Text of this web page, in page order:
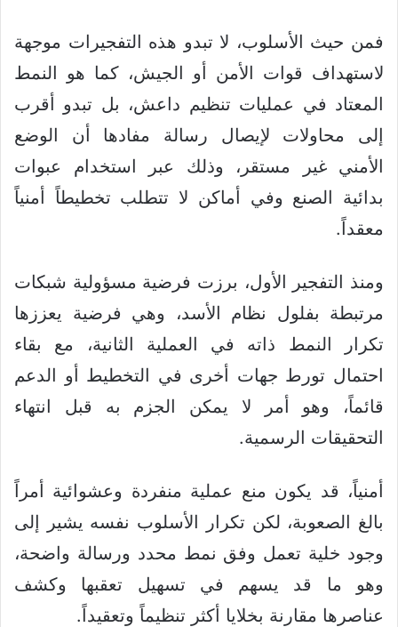
فمن حيث الأسلوب، لا تبدو هذه التفجيرات موجهة
لاستهداف قوات الأمن أو الجيش، كما هو النمط
المعتاد في عمليات تنظيم داعش، بل تبدو أقرب
إلى محاولات لإيصال رسالة مفادها أن الوضع
الأمني غير مستقر، وذلك عبر استخدام عبوات
بدائية الصنع وفي أماكن لا تتطلب تخطيطاً أمنياً
معقداً.
ومنذ التفجير الأول، برزت فرضية مسؤولية شبكات
مرتبطة بفلول نظام الأسد، وهي فرضية يعززها
تكرار النمط ذاته في العملية الثانية، مع بقاء
احتمال تورط جهات أخرى في التخطيط أو الدعم
قائماً، وهو أمر لا يمكن الجزم به قبل انتهاء
التحقيقات الرسمية.
أمنياً، قد يكون منع عملية منفردة وعشوائية أمراً
بالغ الصعوبة، لكن تكرار الأسلوب نفسه يشير إلى
وجود خلية تعمل وفق نمط محدد ورسالة واضحة،
وهو ما قد يسهم في تسهيل تعقبها وكشف
عناصرها مقارنة بخلايا أكثر تنظيماً وتعقيداً.